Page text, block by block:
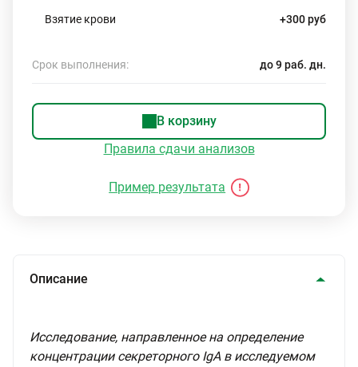
Взятие крови +300 руб
Срок выполнения: до 9 раб. дн.
В корзину
Правила сдачи анализов
Пример результата
Описание
Исследование, направленное на определение
концентрации секреторного IgA в исследуемом